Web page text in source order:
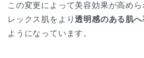
この変更によって美容効果が高め
レックス肌をより透明感のある肌へ
ようになっています。